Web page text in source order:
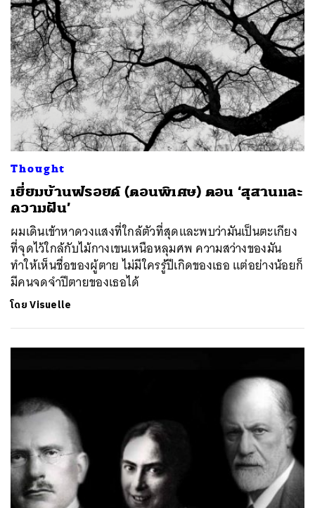
Thought
​เยี่ยมบ้านฟรอยด์ (ตอนพิเศษ) ตอน ‘สุสานและ
ความฝัน’
ผมเดินเข้าหาดวงแสงที่ใกล้ตัวที่สุดและพบว่ามันเป็นตะเกียง
ที่จุดไว้ใกล้กับไม้กางเขนเหนือหลุมศพ ความสว่างของมัน
ทำให้เห็นชื่อของผู้ตาย ไม่มีใครรู้ปีเกิดของเธอ แต่อย่างน้อยก็
มีคนจดจำปีตายของเธอได้
โดยVisuelle
ค้นหา
SHARE